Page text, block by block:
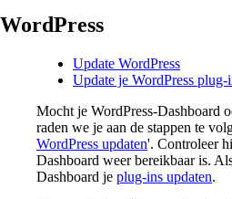
WordPress
Update WordPress
Update je WordPress plug-
Mocht je WordPress-Dashboard
raden we je aan de stappen te
WordPress updaten'. Controleer
Dashboard weer bereikbaar is.
Dashboard je plug-ins updaten.